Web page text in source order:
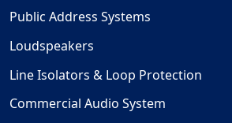
Public Address Systems
Loudspeakers
Line Isolators & Loop Protection
Commercial Audio System